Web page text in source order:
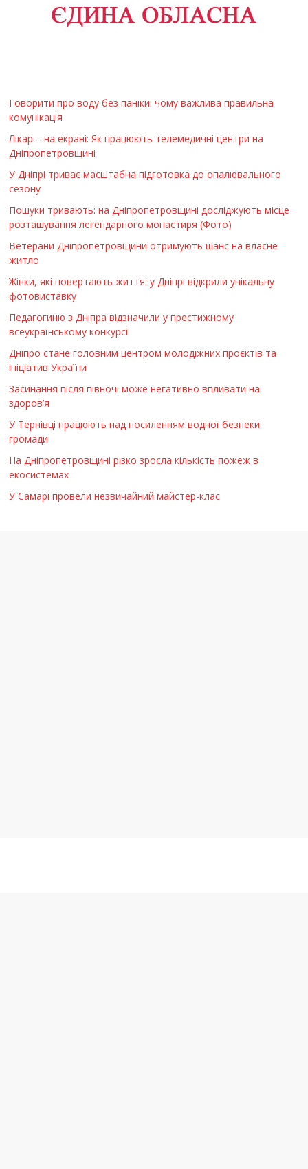
Говорити про воду без паніки: чому важлива правильна
комунікація
Лікар – на екрані: Як працюють телемедичні центри на
Дніпропетровщині
У Дніпрі триває масштабна підготовка до опалювального
сезону
Пошуки тривають: на Дніпропетровщині досліджують місце
розташування легендарного монастиря (Фото)
Ветерани Дніпропетровщини отримують шанс на власне
житло
Жінки, які повертають життя: у Дніпрі відкрили унікальну
фотовиставку
Педагогиню з Дніпра відзначили у престижному
всеукраїнському конкурсі
Дніпро стане головним центром молодіжних проєктів та
ініціатив України
Засинання після півночі може негативно впливати на
здоров’я
У Тернівці працюють над посиленням водної безпеки
громади
На Дніпропетровщині різко зросла кількість пожеж в
екосистемах
У Самарі провели незвичайний майстер-клас